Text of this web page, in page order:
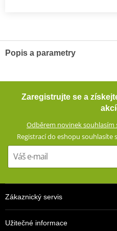
Popis a parametry
Pohodlné motocyklové džíny se
dostatečnou ochranu při jízdě na
místech. Zároveň vypadají
padnou a příjemně se nosí.
Džíny se slim střihem a 5
Podšívka: 100% polyester
Ochranné prvky: 60% aramid
40% polyester
Podšívka ze síťoviny od pasu ke
Zaregistrujte se a
Odběrem novinek souhlasím
Registrací do eshopu souhlasíte
Zákaznický servis
Užitečné informace